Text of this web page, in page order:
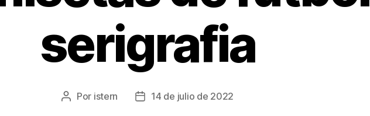
serigrafia
Autor
Por istern
Fecha14 de julio de 2022